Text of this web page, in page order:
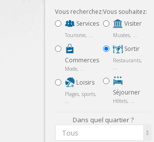
Vous recherchez:
Services
Tourisme, ...
Commerces
Mode, ...
Loisirs
Plages, sports,
...
Vous souhaitez:
Visiter
Musées, ...
Sortir
Restaurants,
...
Séjourner
Hôtels, ...
Dans quel quartier ?
Tous